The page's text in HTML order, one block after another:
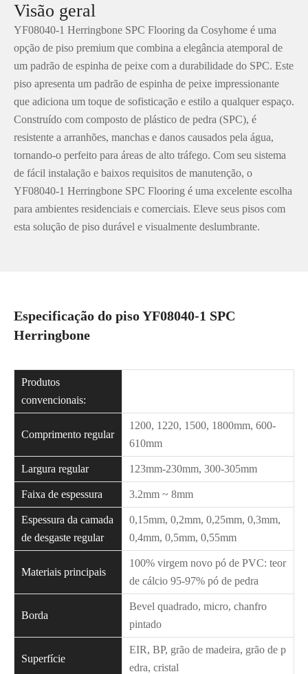
Visão geral
YF08040-1 Herringbone SPC Flooring da Cosyhome é uma
opção de piso premium que combina a elegância atemporal de
um padrão de espinha de peixe com a durabilidade do SPC. Este
piso apresenta um padrão de espinha de peixe impressionante
que adiciona um toque de sofisticação e estilo a qualquer espaço.
Construído com composto de plástico de pedra (SPC), é
resistente a arranhões, manchas e danos causados pela água,
tornando-o perfeito para áreas de alto tráfego. Com seu sistema
de fácil instalação e baixos requisitos de manutenção, o
YF08040-1 Herringbone SPC Flooring é uma excelente escolha
para ambientes residenciais e comerciais. Eleve seus pisos com
esta solução de piso durável e visualmente deslumbrante.
Especificação do piso YF08040-1 SPC
Herringbone
Produtos
convencionais:
Comprimento regular
1200, 1220, 1500, 1800mm, 600-
610mm
Largura regular 123mm-230mm, 300-305mm
Faixa de espessura 3.2mm ~ 8mm
Espessura da camada
de desgaste regular
0,15mm, 0,2mm, 0,25mm, 0,3mm,
0,4mm, 0,5mm, 0,55mm
Materiais principais
100% virgem novo pó de PVC: teor
de cálcio 95-97% pó de pedra
Borda
Bevel quadrado, micro, chanfro
pintado
Superfície
EIR, BP, grão de madeira, grão de p
edra, cristal